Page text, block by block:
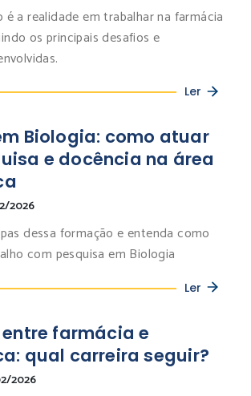
é a realidade em trabalhar na farmácia
os principais desafios e
Ler
Biologia: como atuar
e docência na área
2026
dessa formação e entenda como
com pesquisa em Biologia
Ler
farmácia e
qual carreira seguir?
2026